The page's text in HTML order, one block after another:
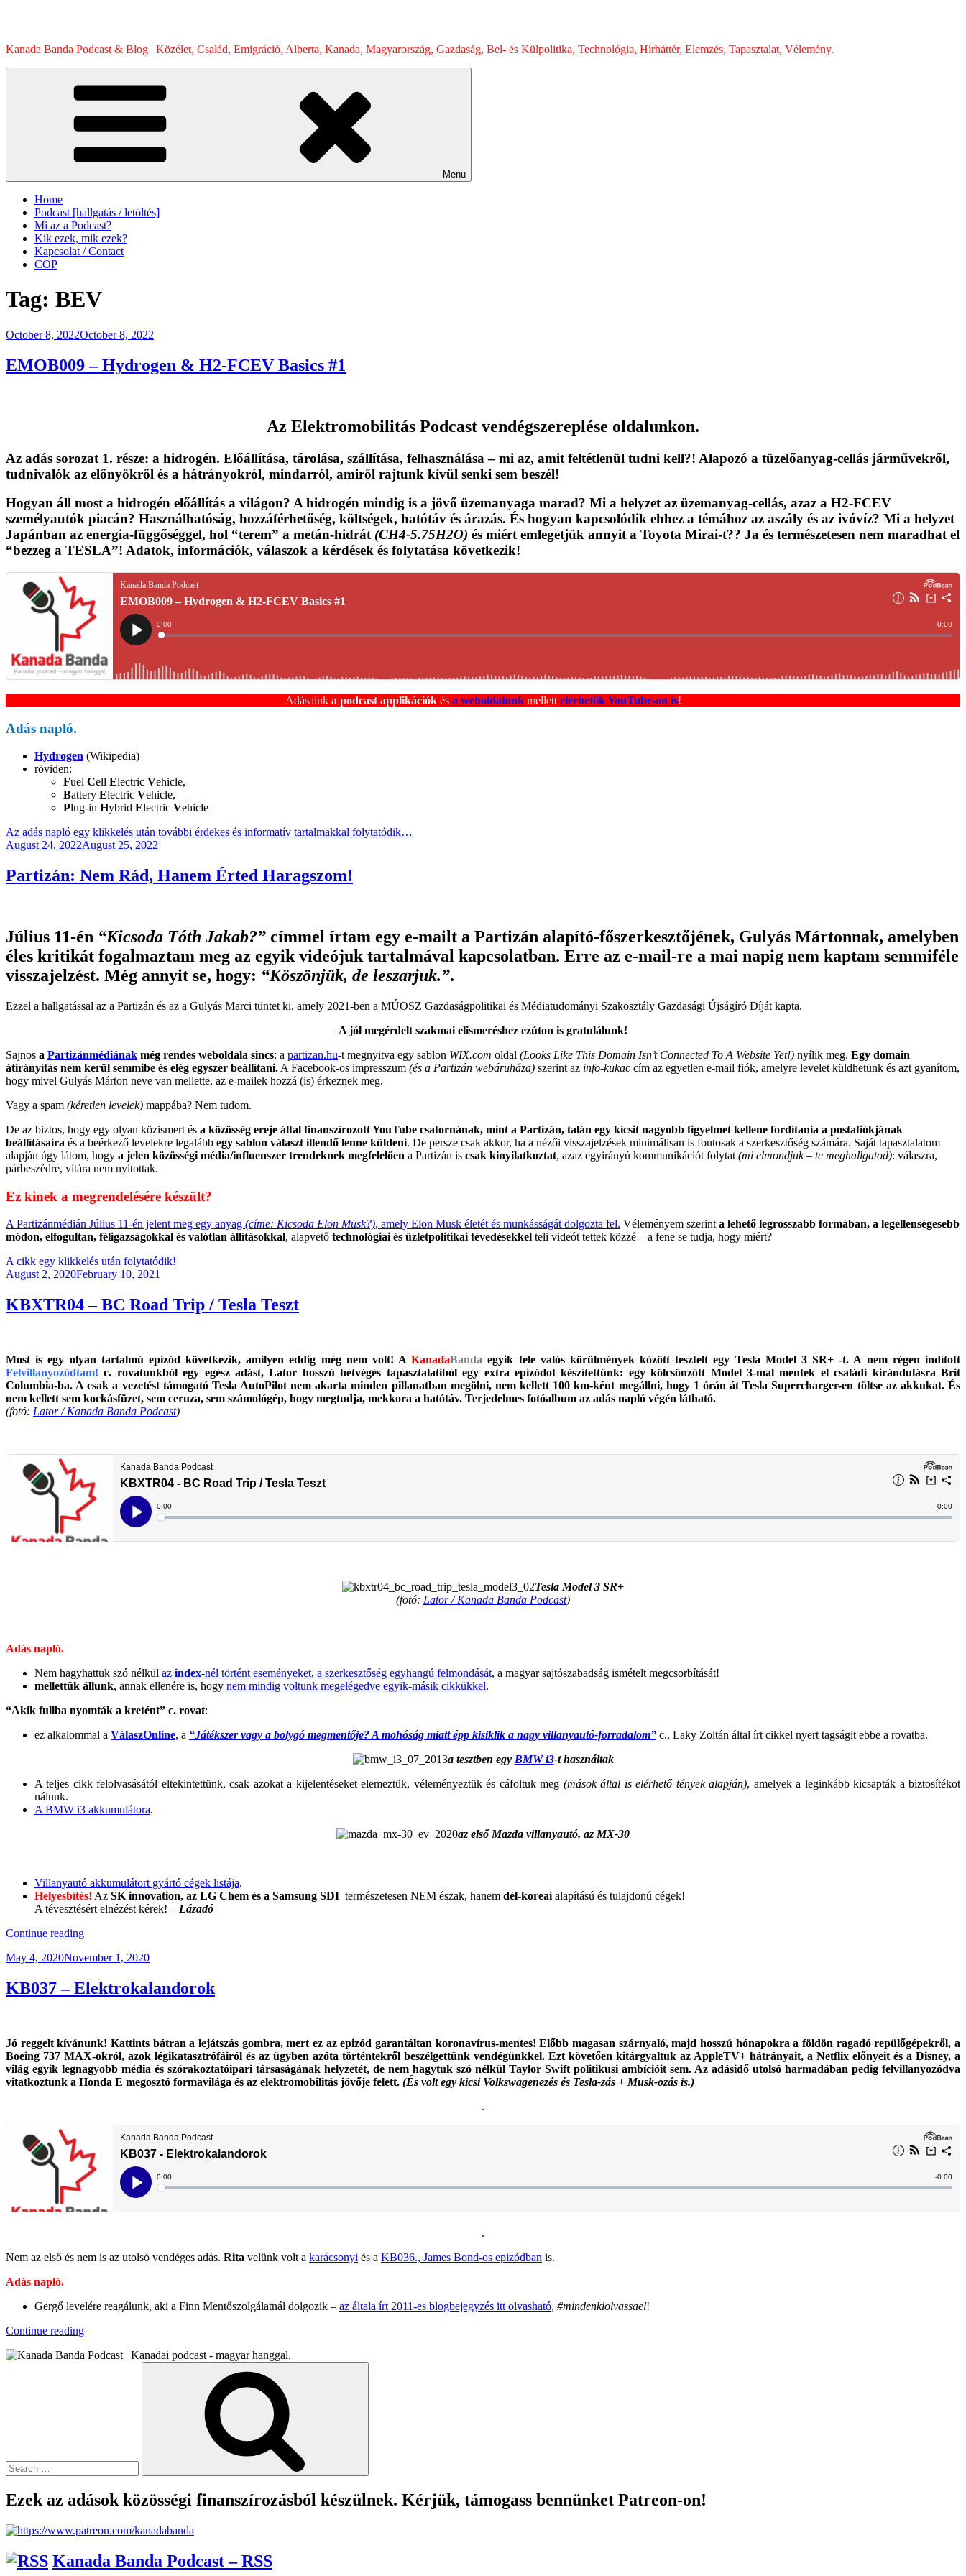
Kanada Banda Podcast & Blog | Közélet, Család, Emigráció, Alberta, Kanada, Magyarország, Gazdaság, Bel- és Külpolitika, Technológia, Hírháttér, Elemzés, Tapasztalat, Vélemény.
Menu
Home
Podcast [hallgatás / letöltés]
Mi az a Podcast?
Kik ezek, mik ezek?
Kapcsolat / Contact
COP
Tag: BEV
Posted
October 8, 2022October 8, 2022
EMOB009 – Hydrogen & H2-FCEV Basics #1
Az Elektromobilitás Podcast vendégszereplése oldalunkon.
Az adás sorozat 1. része: a hidrogén. Előállítása, tárolása, szállítása, felhasználása – mi az, amit feltétlenül tudni kell?! Alapozó a tüzelőanyag-cellás járművekről,
tudnivalók az előnyökről és a hátrányokról, mindarról, amiről rajtunk kívül senki sem beszél!
Hogyan áll most a hidrogén előállítás a világon? A hidrogén mindig is a jövő üzemanyaga marad? Mi a helyzet az üzemanyag-cellás, azaz a H2-FCEV
személyautók piacán? Használhatóság, hozzáférhetőség, költségek, hatótáv és árazás. És hogyan kapcsolódik ehhez a témához az aszály és az ivóvíz? Mi a helyzet
Japánban az energia-függőséggel, hol “terem” a metán-hidrát (CH4-5.75H2O) és miért emlegetjük annyit a Toyota Mirai-t?? Ja és természetesen nem maradhat el
“bezzeg a TESLA”! Adatok, információk, válaszok a kérdések és folytatása következik!
Adásaink a podcast applikációkés a weboldalunkmellett elérhetők YouTube-on is!
Adás napló.
Hydrogen (Wikipedia)
röviden:
Fuel Cell Electric Vehicle,
Battery Electric Vehicle,
Plug-in Hybrid Electric Vehicle
Az adás napló egy klikkelés után további érdekes és informatív tartalmakkal folytatódik…
Posted
August 24, 2022August 25, 2022
Partizán: Nem Rád, Hanem Érted Haragszom!
Július 11-én “Kicsoda Tóth Jakab?” címmel írtam egy e-mailt a Partizán alapító-főszerkesztőjének, Gulyás Mártonnak, amelyben
éles kritikát fogalmaztam meg az egyik videójuk tartalmával kapcsolatban. Erre az e-mail-re a mai napig nem kaptam semmiféle
visszajelzést. Még annyit se, hogy: “Köszönjük, de leszarjuk.”.
Ezzel a hallgatással az a Partizán és az a Gulyás Marci tüntet ki, amely 2021-ben a MÚOSZ Gazdaságpolitikai és Médiatudományi Szakosztály Gazdasági Újságíró Díját kapta.
A jól megérdelt szakmai elismeréshez ezúton is gratulálunk!
Sajnos a Partizánmédiának még rendes weboldala sincs: a partizan.hu-t megnyitva egy sablon WIX.com oldal (Looks Like This Domain Isn’t Connected To A Website Yet!) nyílik meg. Egy domain
átirányítás nem kerül semmibe és elég egyszer beállítani. A Facebook-os impresszum (és a Partizán webáruháza) szerint az info-kukac cím az egyetlen e-mail fiók, amelyre levelet küldhetünk és azt gyanítom,
hogy mivel Gulyás Márton neve van mellette, az e-mailek hozzá (is) érkeznek meg.
Vagy a spam (kéretlen levelek) mappába? Nem tudom.
De az biztos, hogy egy olyan közismert és a közösség ereje által finanszírozott YouTube csatornának, mint a Partizán, talán egy kicsit nagyobb figyelmet kellene fordítania a postafiókjának
beállításaira és a beérkező levelekre legalább egy sablon választ illendő lenne küldeni. De persze csak akkor, ha a nézői visszajelzések minimálisan is fontosak a szerkesztőség számára. Saját tapasztalatom
alapján úgy látom, hogy a jelen közösségi média/influenszer trendeknek megfelelően a Partizán is csak kinyilatkoztat, azaz egyirányú kommunikációt folytat (mi elmondjuk – te meghallgatod): válaszra,
párbeszédre, vitára nem nyitottak.
Ez kinek a megrendelésére készült?
A Partizánmédián Július 11-én jelent meg egy anyag (címe: Kicsoda Elon Musk?), amely Elon Musk életét és munkásságát dolgozta fel. Véleményem szerinta lehető legrosszabb formában, a legellenségesebb
módon, elfogultan, féligazságokkal és valótlan állításokkal, alapvető technológiai és üzletpolitikai tévedésekkel teli videót tettek közzé – a fene se tudja, hogy miért?
A cikk egy klikkelés után folytatódik!
Posted
August 2, 2020February 10, 2021
KBXTR04 – BC Road Trip / Tesla Teszt
Most is egy olyan tartalmú epizód következik, amilyen eddig még nem volt! AKanadaBanda egyik fele valós körülmények között tesztelt egy Tesla Model 3 SR+ -t. A nem régen indított
Felvillanyozódtam! c. rovatunkból egy egész adást, Lator hosszú hétvégés tapasztalatiból egy extra epizódot készítettünk: egy kölcsönzött Model 3-mal mentek el családi kirándulásra Brit
Columbia-ba. A csak a vezetést támogató Tesla AutoPilot nem akarta minden pillanatban megölni, nem kellett 100 km-ként megállni, hogy 1 órán át Tesla Supercharger-en töltse az akkukat. És
nem kellett sem kockásfüzet, sem ceruza, sem számológép, hogy megtudja, mekkora a hatótáv. Terjedelmes fotóalbum az adás napló végén látható.
(fotó: Lator / Kanada Banda Podcast)
Tesla Model 3 SR+
(fotó: Lator / Kanada Banda Podcast)
Adás napló.
Nem hagyhattuk szó nélkül az index-nél történt eseményeket, a szerkesztőség egyhangú felmondását, a magyar sajtószabadság ismételt megcsorbítását!
mellettük állunk, annak ellenére is, hogy nem mindig voltunk megelégedve egyik-másik cikkükkel.
“Akik fullba nyomták a kretént” c. rovat:
ez alkalommal a VálaszOnline, a “Játékszer vagy a bolygó megmentője? A mohóság miatt épp kisiklik a nagy villanyautó-forradalom” c., Laky Zoltán által írt cikkel nyert tagságit ebbe a rovatba.
a tesztben egy BMW i3-t használtak
A teljes cikk felolvasásától eltekintettünk, csak azokat a kijelentéseket elemeztük, véleményeztük és cáfoltuk meg (mások által is elérhető tények alapján), amelyek a leginkább kicsapták a biztosítékot
nálunk.
A BMW i3 akkumulátora.
az első Mazda villanyautó, az MX-30
Villanyautó akkumulátort gyártó cégek listája.
Helyesbítés! Az SK innovation, az LG Chem és a Samsung SDI természetesen NEM észak, hanem dél-koreai alapítású és tulajdonú cégek!
A tévesztésért elnézést kérek! – Lázadó
Continue reading“KBXTR04
BC
Trip
/
Posted
May 4, 2020November 1, 2020
KB037 – Elektrokalandorok
Jó reggelt kívánunk! Kattints bátran a lejátszás gombra, mert ez az epizód garantáltan koronavírus-mentes! Előbb magasan szárnyaló, majd hosszú hónapokra a földön ragadó repülőgépekről, a
Boeing 737 MAX-okról, azok légikatasztrófáiról és az ügyben azóta történtekről beszélgettünk vendégünkkel. Ezt követően kitárgyaltuk az AppleTV+ hátrányait, a Netflix előnyeit és a Disney, a
világ egyik legnagyobb média és szórakoztatóipari társaságának helyzetét, de nem hagytuk szó nélkül Taylor Swift politikusi ambícióit sem. Az adásidő utolsó harmadában pedig felvillanyozódva
vitatkoztunk a Honda E megosztó formavilága és az elektromobilitás jövője felett. (És volt egy kicsi Volkswagenezés és Tesla-zás + Musk-ozás is.)
.
.
Nem az első és nem is az utolsó vendéges adás. Rita velünk volt a karácsonyi és a KB036., James Bond-os epizódban is.
Adás napló.
Gergő levelére reagálunk, aki a Finn Mentőszolgálatnál dolgozik – az általa írt 2011-es blogbejegyzés itt olvasható, #mindenkiolvassael!
Continue reading“KB037
Elektrokalandorok”
Ezek az adások közösségi finanszírozásból készülnek. Kérjük, támogass bennünket Patreon-on!
Kanada Banda Podcast – RSS